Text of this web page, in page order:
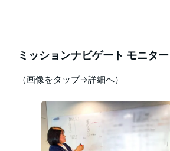
ミッションナビゲート モニター
（画像をタップ→詳細へ）